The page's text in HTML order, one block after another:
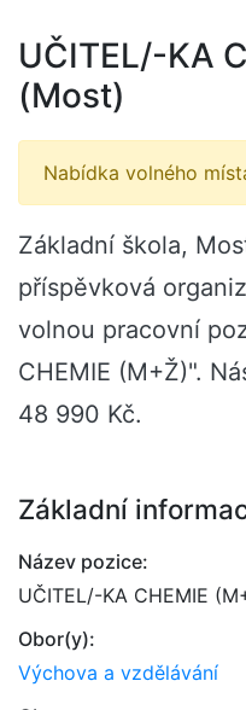
UČITEL/-KA
(Most)
Nabídka volného
Základní škola,
příspěvková
volnou pracovní
CHEMIE (M+Ž)".
48 990 Kč.
Základní
Název pozice:
UČITEL/-KA CHEMIE
Obor(y):
Výchova a vzdělávání